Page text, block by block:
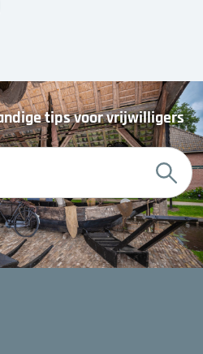
tips voor vrijwilligers
Z
o
e
k
: